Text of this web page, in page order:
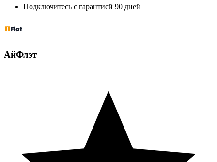
Подключитесь с гарантией 90 дней
АйФлэт